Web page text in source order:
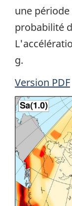
une
probabilité
g.
Version PDF